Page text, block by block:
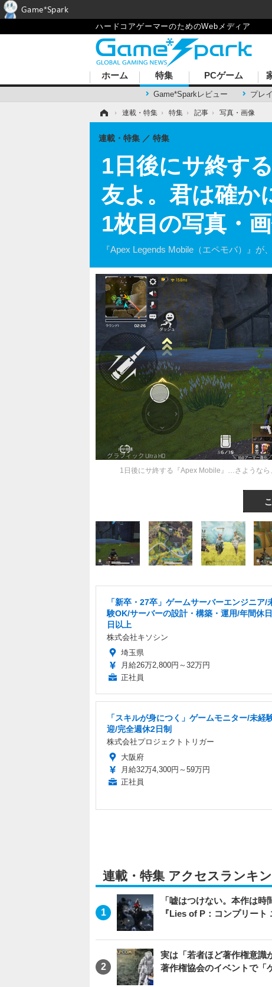
ハードコアゲーマーのためのWebメディア
ホーム 特集
Game*Sparkレビュー プレ
PCゲーム
› 連載・特集 › 特集 › 記事 › 写真・画像
1日後にサ終す
友よ。君は確か
1枚目の写真・
『Apex Legends Mobile（エペモバ）』
連載・特集 特集
1日後にサ終する『Apex Mobile』…さような
「新卒・27卒」ゲームサーバーエンジニア/
験OK/サーバーの設計・構築・運用/年間休
日以上
株式会社キソシン
埼玉県
月給26万2,800円～32万円
正社員
「スキルが身につく」ゲームモニター/未経
迎/完全週休2日制
株式会社プロジェクトトリガー
大阪府
月給32万4,300円～59万円
正社員
連載・特集 アクセスランキ
「嘘はつけない。本作は
『Lies of P：コンプリート
実は「若者ほど著作権意
著作権協会のイベントで「
Game*Spark